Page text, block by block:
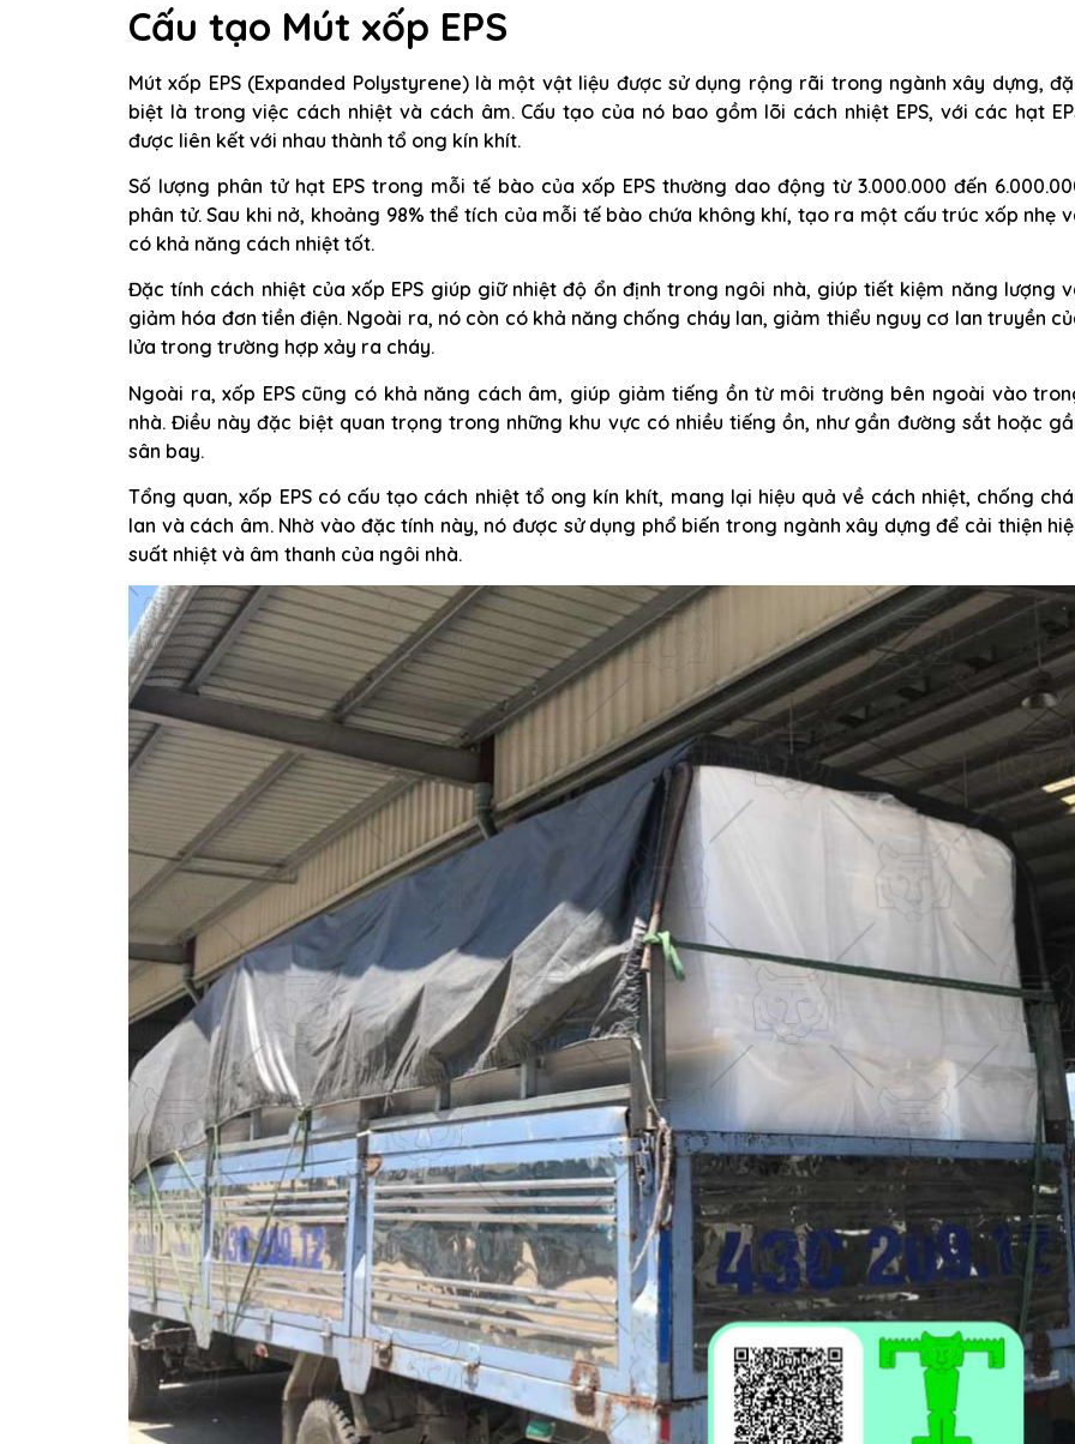
Cấu tạo Mút xốp EPS
Mút xốp EPS (Expanded Polystyrene) là một vật liệu được sử dụng rộng rãi trong ngành xây dựng,
biệt là trong việc cách nhiệt và cách âm. Cấu tạo của nó bao gồm lõi cách nhiệt EPS, với các hạt
được liên kết với nhau thành tổ ong kín khít.
Số lượng phân tử hạt EPS trong mỗi tế bào của xốp EPS thường dao động từ 3.000.000 đến
phân tử. Sau khi nở, khoảng 98% thể tích của mỗi tế bào chứa không khí, tạo ra một cấu trúc xốp nhẹ
có khả năng cách nhiệt tốt.
Đặc tính cách nhiệt của xốp EPS giúp giữ nhiệt độ ổn định trong ngôi nhà, giúp tiết kiệm năng lượng
giảm hóa đơn tiền điện. Ngoài ra, nó còn có khả năng chống cháy lan, giảm thiểu nguy cơ lan truyền
lửa trong trường hợp xảy ra cháy.
Ngoài ra, xốp EPS cũng có khả năng cách âm, giúp giảm tiếng ồn từ môi trường bên ngoài vào
nhà. Điều này đặc biệt quan trọng trong những khu vực có nhiều tiếng ồn, như gần đường sắt hoặc
sân bay.
Tổng quan, xốp EPS có cấu tạo cách nhiệt tổ ong kín khít, mang lại hiệu quả về cách nhiệt, chống
lan và cách âm. Nhờ vào đặc tính này, nó được sử dụng phổ biến trong ngành xây dựng để cải thiện
suất nhiệt và âm thanh của ngôi nhà.